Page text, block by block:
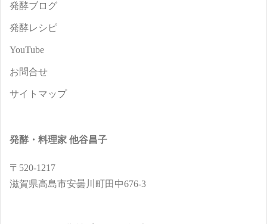
発酵ブログ
発酵レシピ
YouTube
お問合せ
サイトマップ
発酵・料理家 他谷昌子
〒520-1217
滋賀県高島市安曇川町田中676-3